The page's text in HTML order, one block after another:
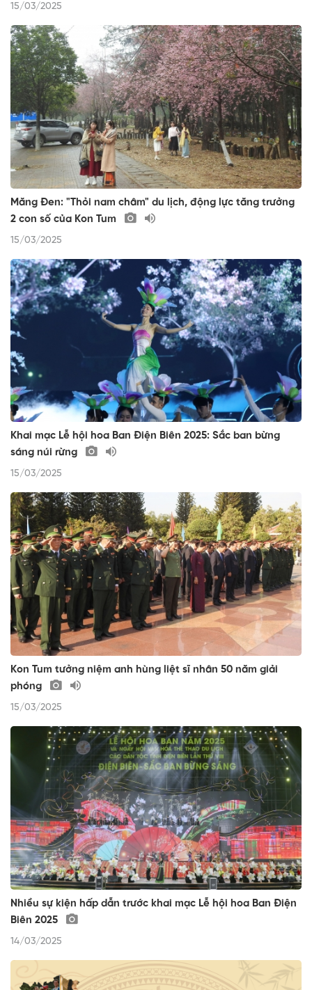
15/03/2025
Măng Đen: "Thỏi nam châm" du lịch, động lực tăng trưởng
2 con số của Kon Tum
15/03/2025
Khai mạc Lễ hội hoa Ban Điện Biên 2025: Sắc ban bừng
sáng núi rừng
15/03/2025
Kon Tum tưởng niệm anh hùng liệt sĩ nhân 50 năm giải
phóng
15/03/2025
Nhiều sự kiện hấp dẫn trước khai mạc Lễ hội hoa Ban Điện
Biên 2025
14/03/2025